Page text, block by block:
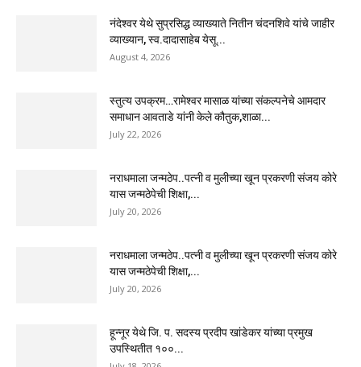
नंदेश्वर येथे सुप्रसिद्ध व्याख्याते नितीन चंदनशिवे यांचे जाहीर
व्याख्यान, स्व.दादासाहेब येसू...
August 4, 2026
स्तुत्य उपक्रम…रामेश्वर मासाळ यांच्या संकल्पनेचे आमदार
समाधान आवताडे यांनी केले कौतुक,शाळा...
July 22, 2026
नराधमाला जन्मठेप..पत्नी व मुलीच्या खून प्रकरणी संजय कोरे
यास जन्मठेपेची शिक्षा,...
July 20, 2026
नराधमाला जन्मठेप..पत्नी व मुलीच्या खून प्रकरणी संजय कोरे
यास जन्मठेपेची शिक्षा,...
July 20, 2026
हून्नूर येथे जि. प. सदस्य प्रदीप खांडेकर यांच्या प्रमुख
उपस्थितीत १००...